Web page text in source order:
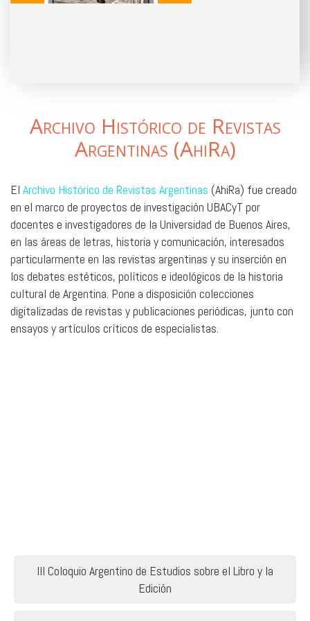
Archivo Histórico de Revistas
Argentinas (AhiRa)
El Archivo Histórico de Revistas Argentinas (AhiRa) fue creado
en el marco de proyectos de investigación UBACyT por
docentes e investigadores de la Universidad de Buenos Aires,
en las áreas de letras, historia y comunicación, interesados
particularmente en las revistas argentinas y su inserción en
los debates estéticos, políticos e ideológicos de la historia
cultural de Argentina. Pone a disposición colecciones
digitalizadas de revistas y publicaciones periódicas, junto con
ensayos y artículos críticos de especialistas.
Navegación
III Coloquio Argentino de Estudios sobre el Libro y la
Edición